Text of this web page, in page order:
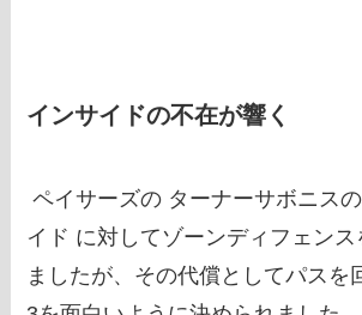
インサイドの不在が響く
ペイサーズの ターナーサボニス
イド に対してゾーンディフェンス
ましたが、その代償としてパスを